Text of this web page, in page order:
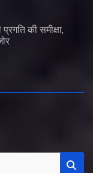
की समीक्षा,